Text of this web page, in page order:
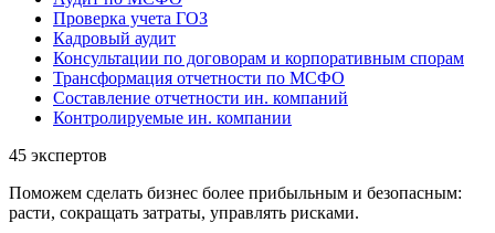
Проверка учета ГОЗ
Кадровый аудит
Консультации по договорам и корпоративным спорам
Трансформация отчетности по МСФО
Составление отчетности ин. компаний
Контролируемые ин. компании
45 экспертов
Поможем сделать бизнес более прибыльным и безопасным:
расти, cокращать затраты, управлять рисками.